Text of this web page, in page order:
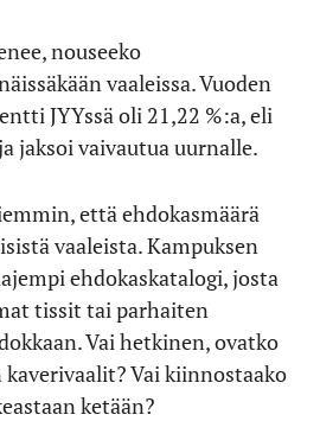
nouseeko
vaaleissa. Vuoden
JYYssä oli 21,22 %:a, eli
jaksoi vaivautua uurnalle.
että ehdokasmäärä
vaaleista. Kampuksen
ehdokaskatalogi, josta
tissit tai parhaiten
Vai hetkinen, ovatko
Vai kiinnostaako
ketään?